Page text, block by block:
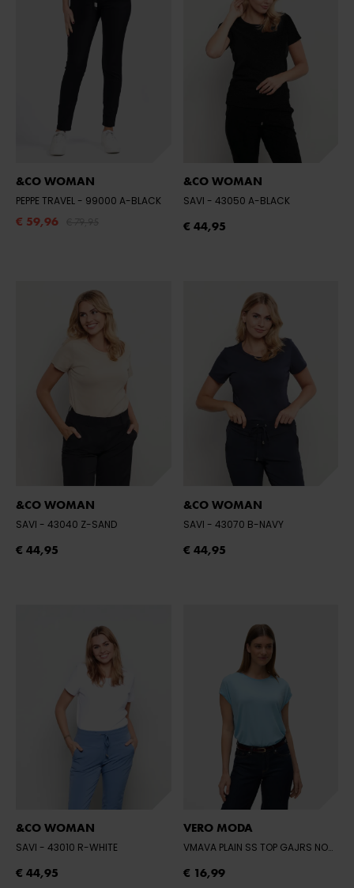
&CO WOMAN
PEPPE TRAVEL - 99000 A-BLACK
€ 59,96
&CO WOMAN
SAVI - 43050 A-BLACK
€ 44,95
&CO WOMAN
SAVI - 43040 Z-SAND
€ 44,95
&CO WOMAN
SAVI - 43070 B-NAVY
€ 44,95
&CO WOMAN
SAVI - 43010 R-WHITE
€ 44,95
VERO MODA
VMAVA PLAIN SS TOP GAJRS NOOS
€ 16,99